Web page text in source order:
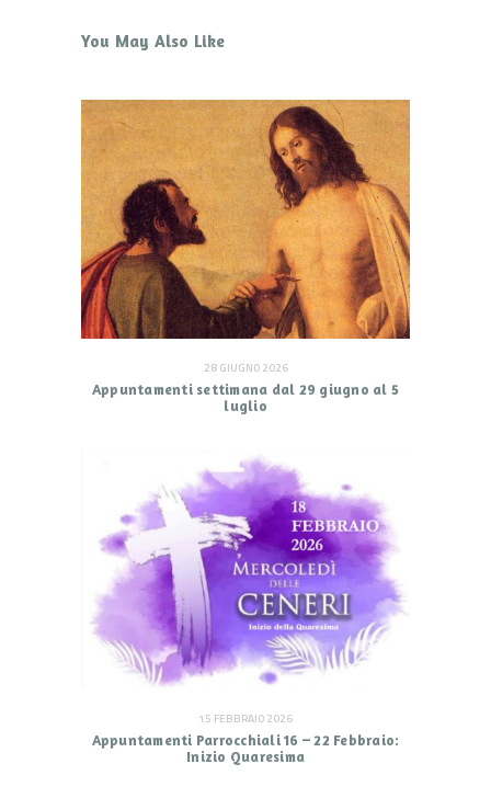
You May Also Like
28 GIUGNO 2026
Appuntamenti settimana dal 29 giugno al 5
luglio
15 FEBBRAIO 2026
Appuntamenti Parrocchiali 16 – 22 Febbraio:
Inizio Quaresima